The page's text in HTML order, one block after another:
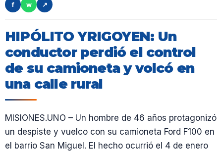
f
w ↗
HIPÓLITO YRIGOYEN: Un
conductor perdió el control
de su camioneta y volcó en
una calle rural
MISIONES.UNO – Un hombre de 46 años protagonizó
un despiste y vuelco con su camioneta Ford F100 en
el barrio San Miguel. El hecho ocurrió el 4 de enero